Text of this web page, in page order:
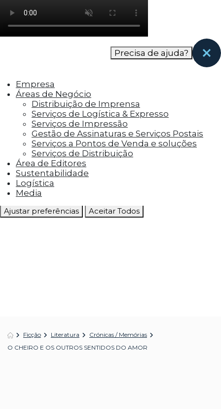
como os visitantes interagem com o site. Esses
cookies ajudam a fornecer informações sobre
as métricas do número de visitantes, taxa de
rejeição, origem do tráfego, etc.
funcionalidades, como compartilhar o
conteúdo do site em plataformas de social
media, coletar feedbacks e outros recursos de
terceiros.
Cookies Marketing
Os cookies de marketing são usados para
entregar aos visitantes anúncios
personalizados com base nas páginas que eles
visitaram antes e analisar a eficácia da
campanha publicitária.
Ajustar preferências Aceitar Todos
Precisa de ajuda?
Empresa
Áreas de Negócio
Distribuição de Imprensa
Serviços de Logística & Expresso
Serviços de Impressão
Gestão de Assinaturas e Serviços Postais
Serviços a Pontos de Venda e soluções
Serviços de Distribuição
Área de Editores
Sustentabilidade
Logística
Media
Ficção Literatura
Crónicas / Memórias
O CHEIRO E OS OUTROS SENTIDOS DO AMOR